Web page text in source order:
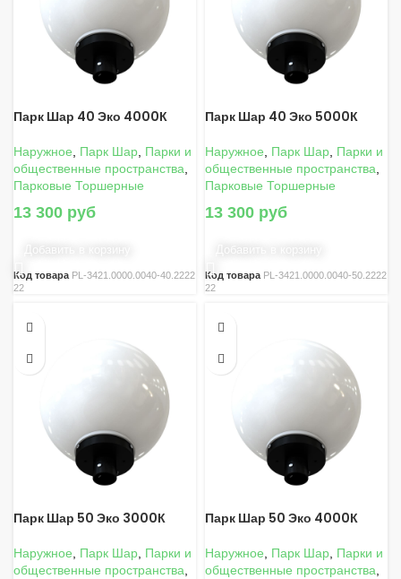
Парк Шар 40 Эко 4000К
Наружное Парк Шар Парки и
общественные пространства
Парковые Торшерные
13 300 руб
Код товара PL-3421.0000.0040-40.2222
22
Парк Шар 40 Эко 5000К
Наружное Парк Шар Парки и
общественные пространства
Парковые Торшерные
13 300 руб
Код товара PL-3421.0000.0040-50.2222
22
Парк Шар 50 Эко 3000К
Наружное Парк Шар Парки и
общественные пространства
Парк Шар 50 Эко 4000К
Наружное Парк Шар Парки и
общественные пространства